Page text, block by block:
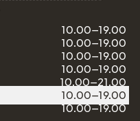
10.00–19.00
10.00–19.00
10.00–19.00
10.00–19.00
10.00–21.00
10.00–19.00
10.00–19.00